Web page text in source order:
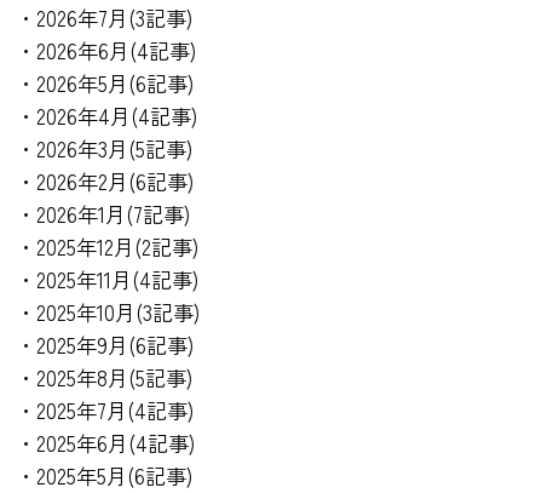
・2026年7月(3記事)
・2026年6月(4記事)
・2026年5月(6記事)
・2026年4月(4記事)
・2026年3月(5記事)
・2026年2月(6記事)
・2026年1月(7記事)
・2025年12月(2記事)
・2025年11月(4記事)
・2025年10月(3記事)
・2025年9月(6記事)
・2025年8月(5記事)
・2025年7月(4記事)
・2025年6月(4記事)
・2025年5月(6記事)